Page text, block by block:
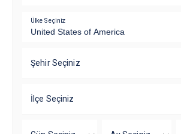
Ülke Seçiniz
Şehir Seçiniz
İlçe Seçiniz